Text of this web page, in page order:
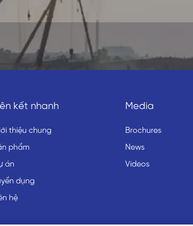
kết nhanh
thiệu chung
phẩm
án
dụng
hệ
Media
Brochures
News
Videos